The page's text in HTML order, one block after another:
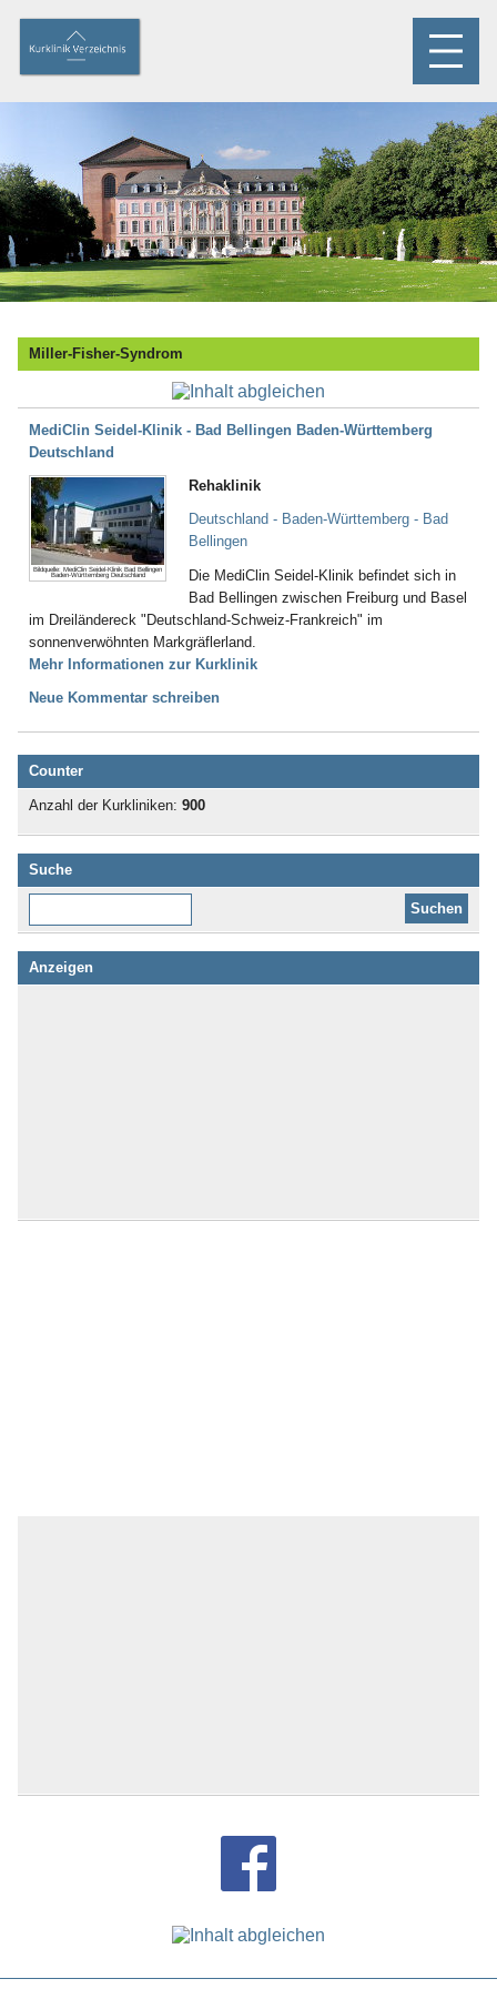
Miller-Fisher-Syndrom
MediClin Seidel-Klinik - Bad Bellingen Baden-Württemberg
Deutschland
Bildquelle: MediClin Seidel-Klinik Bad Bellingen
Baden-Württemberg Deutschland
Rehaklinik
Deutschland - Baden-Württemberg - Bad
Bellingen
Die MediClin Seidel-Klinik befindet sich in
Bad Bellingen zwischen Freiburg und Basel
im Dreiländereck "Deutschland-Schweiz-Frankreich" im
sonnenverwöhnten Markgräflerland.
Mehr Informationen zur Kurklinik
Neue Kommentar schreiben
Counter
Anzahl der Kurkliniken: 900
Suche
Anzeigen